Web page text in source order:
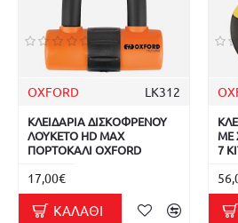
OXFORD LK312
ΚΛΕΙΔΑΡΙΑ ΔΙΣΚΟΦΡΕΝΟΥ
ΛΟΥΚΕΤΟ HD MAX
ΠΟΡΤΟΚΑΛΙ OXFORD
17,00€
ΚΑΛΆΘΙ
ΜΕ
7